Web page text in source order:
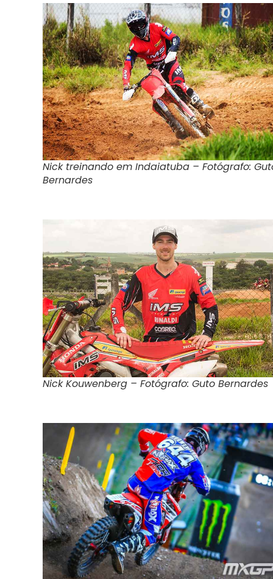
Nick treinando em Indaiatuba – Fotógrafo:
Bernardes
Nick Kouwenberg – Fotógrafo: Guto Bernardes